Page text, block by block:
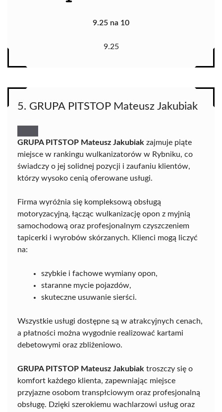
9.25 na 10
9.25
5. GRUPA PITSTOP Mateusz Jakubiak
GRUPA PITSTOP Mateusz Jakubiak zajmuje piąte
miejsce w rankingu wulkanizatorów w Rybniku, co
świadczy o jej solidnej pozycji i zaufaniu klientów,
którzy wysoko cenią oferowane usługi.
Firma wyróżnia się kompleksową obsługą
motoryzacyjną, łącząc wulkanizację opon z myjnią
samochodową oraz profesjonalnym czyszczeniem
tapicerki i wyrobów skórzanych. Klienci mogą liczyć
na:
szybkie i fachowe wymiany opon,
staranne mycie pojazdów,
skuteczne usuwanie sierści.
Wszystkie usługi dostępne są w atrakcyjnych cenach,
a płatności można wygodnie realizować kartami
debetowymi oraz zbliżeniowo.
GRUPA PITSTOP Mateusz Jakubiak troszczy się o
komfort każdego klienta, zapewniając miejsce
przyjazne osobom transpłciowym oraz profesjonalną
obsługę. Dzięki szerokiemu wachlarzowi usług oraz